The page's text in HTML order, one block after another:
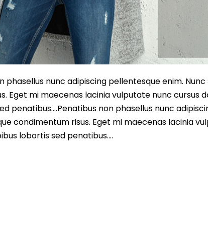
phasellus nunc adipiscing pellentesque enim.
Eget mi maecenas lacinia vulputate nunc cursus
penatibus….Penatibus non phasellus nunc
condimentum risus. Eget mi maecenas lacinia
lobortis sed penatibus….